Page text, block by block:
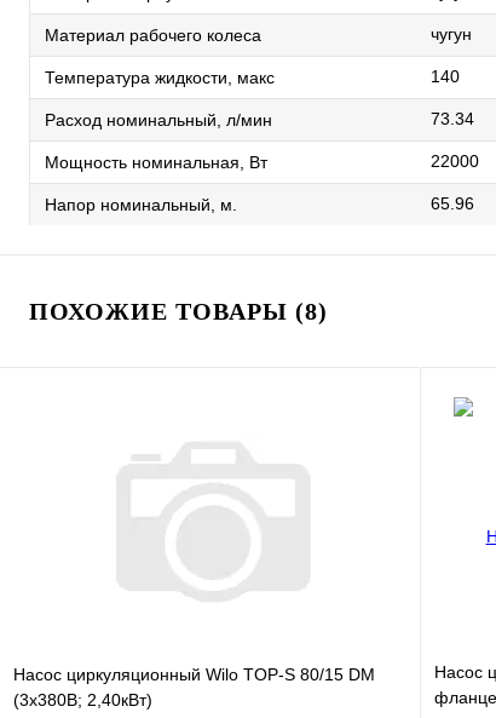
Материал рабочего колеса чугун
Температура жидкости, макс 140
Расход номинальный, л/мин 73.34
Мощность номинальная, Вт 22000
Напор номинальный, м. 65.96
ПОХОЖИЕ ТОВАРЫ (8)
Насос циркуляционный Wilo TOP-S 80/15 DM
(3х380В; 2,40кВт)
Насос